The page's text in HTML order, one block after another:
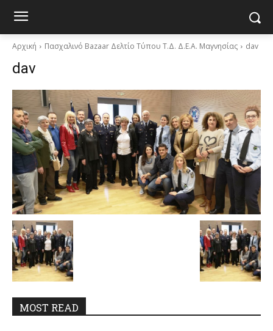
Αρχική Πασχαλινό Bazaar Δελτίο Τύπου Τ.Δ. Δ.Ε.Α. Μαγνησίας dav
dav
MOST READ